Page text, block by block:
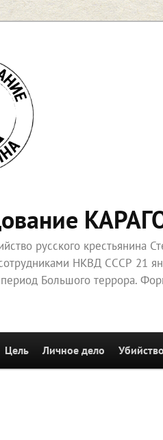
русского крестьянина
НКВД СССР 21
Большого террора.
содержимому
Цель Личное дело Убийство